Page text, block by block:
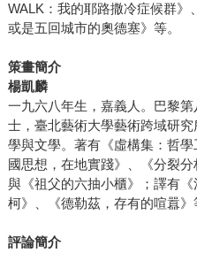
WALK：我的耶路撒冷症候群
或是五回城市的奧德塞》等。
策畫簡介
楊凱麟
一九六八年生，嘉義人。巴黎
士，臺北藝術大學藝術跨域研
學與文學。著有《虛構集：哲
國思想，在地實踐》、《分裂
與《祖父的六抽小櫃》；譯有
柯》、《德勒茲，存有的喧囂》
評論簡介